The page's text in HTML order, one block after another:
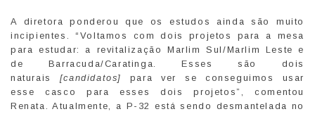
A diretora ponderou que os estudos ainda são muito
incipientes. “Voltamos com dois projetos para a mesa
para estudar: a revitalização Marlim Sul/Marlim Leste e
de Barracuda/Caratinga. Esses são dois
naturais [candidatos]
para ver se conseguimos usar
esse casco para esses dois projetos”, comentou
Renata. Atualmente, a P-32 está sendo desmantelada no